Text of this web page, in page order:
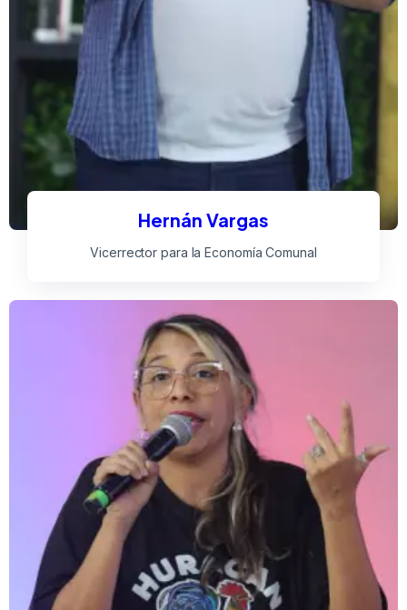
Hernán Vargas
Vicerrector para la Economía Comunal